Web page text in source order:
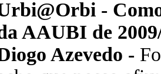
-
AAUBI de
Azevedo -